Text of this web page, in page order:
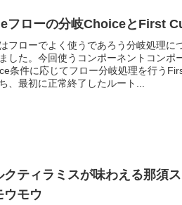
フローの分岐ChoiceとFirst
フローでよく使うであろう分岐処理に
した。今回使うコンポーネントコンポ
条件に応じてフロー分岐処理を行う
、最初に正常終了したルート...
クティラミスが味わえる那須
ウモウ